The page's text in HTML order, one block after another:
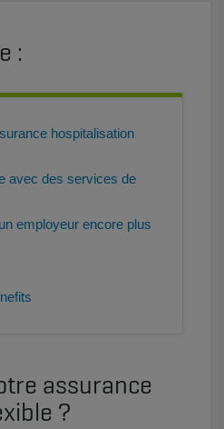
:
hospitalisation
avec des services de
employeur encore plus
assurance
?